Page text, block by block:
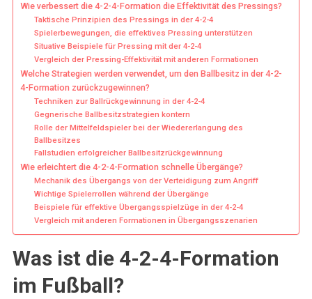
Wie verbessert die 4-2-4-Formation die Effektivität des Pressings?
Taktische Prinzipien des Pressings in der 4-2-4
Spielerbewegungen, die effektives Pressing unterstützen
Situative Beispiele für Pressing mit der 4-2-4
Vergleich der Pressing-Effektivität mit anderen Formationen
Welche Strategien werden verwendet, um den Ballbesitz in der 4-2-
4-Formation zurückzugewinnen?
Techniken zur Ballrückgewinnung in der 4-2-4
Gegnerische Ballbesitzstrategien kontern
Rolle der Mittelfeldspieler bei der Wiedererlangung des
Ballbesitzes
Fallstudien erfolgreicher Ballbesitzrückgewinnung
Wie erleichtert die 4-2-4-Formation schnelle Übergänge?
Mechanik des Übergangs von der Verteidigung zum Angriff
Wichtige Spielerrollen während der Übergänge
Beispiele für effektive Übergangsspielzüge in der 4-2-4
Vergleich mit anderen Formationen in Übergangsszenarien
Was ist die 4-2-4-Formation
im Fußball?